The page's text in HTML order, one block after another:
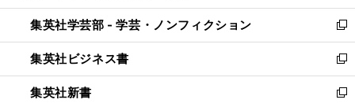
開
く
ウ
で
開
く
ン
ド
ウ
で
開
く
ウ
ィ
ン
ド
ウ
で
集英社学芸部 - 学芸・ノンフィクション
新
し
い
ウ
ィ
集英社ビジネス書
新
し
い
集英社新書
新